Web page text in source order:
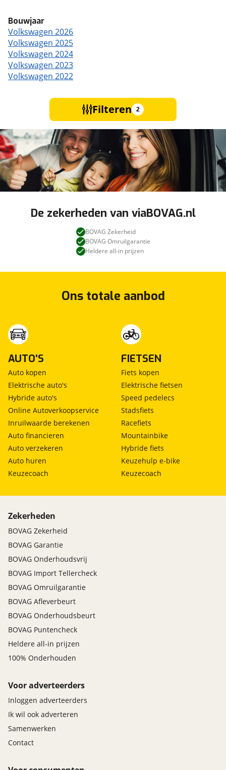
Bouwjaar
Volkswagen 2026
Volkswagen 2025
Volkswagen 2024
Volkswagen 2023
Volkswagen 2022
Filteren 2
De zekerheden van viaBOVAG.nl
BOVAG Zekerheid
BOVAG Omruilgarantie
Heldere all-in prijzen
Ons totale aanbod
AUTO'S
Auto kopen
Elektrische auto's
Hybride auto's
Online Autoverkoopservice
Inruilwaarde berekenen
Auto financieren
Auto verzekeren
Auto huren
Keuzecoach
FIETSEN
Fiets kopen
Elektrische fietsen
Speed pedelecs
Stadsfiets
Racefiets
Mountainbike
Hybride fiets
Keuzehulp e-bike
Keuzecoach
Zekerheden
BOVAG Zekerheid
BOVAG Garantie
BOVAG Onderhoudsvrij
BOVAG Import Tellercheck
BOVAG Omruilgarantie
BOVAG Afleverbeurt
BOVAG Onderhoudsbeurt
BOVAG Puntencheck
Heldere all-in prijzen
100% Onderhouden
Voor adverteerders
Inloggen adverteerders
Ik wil ook adverteren
Samenwerken
Contact